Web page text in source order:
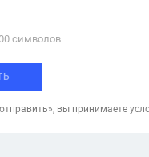
cимволов
вы принимаете